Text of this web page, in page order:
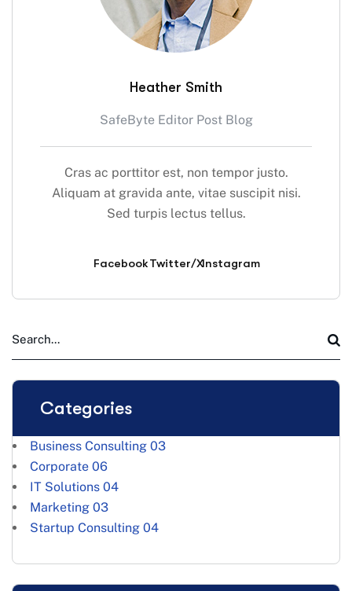
Heather Smith
SafeByte Editor Post Blog
Cras ac porttitor est, non tempor justo.
Aliquam at gravida ante, vitae suscipit nisi.
Sed turpis lectus tellus.
FacebookTwitter/XInstagram
Categories
Business Consulting 03
Corporate 06
IT Solutions 04
Marketing 03
Startup Consulting 04